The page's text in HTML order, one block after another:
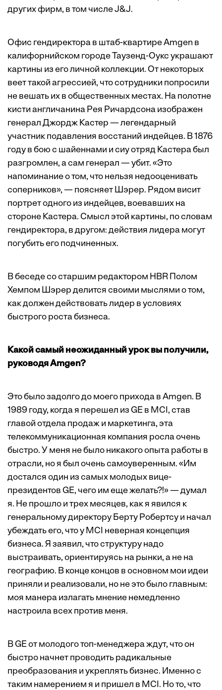
других фирм, в том числе J&J.
Офис гендиректора в штаб-квартире Amgen в
калифорнийском городе Таузенд-Оукс украшают
картины из его личной коллекции. От некоторых
веет такой агрессией, что сотрудники попросили
не вешать их в общественных местах. На полотне
кисти англичанина Рея Ричардсона изображен
генерал Джордж Кастер — легендарный
участник подавления восстаний индейцев. В 1876
году в бою с шайеннами и сиу отряд Кастера был
разгромлен, а сам генерал — убит. «Это
напоминание о том, что нельзя недооценивать
соперников», — поясняет Шэрер. Рядом висит
портрет одного из индейцев, воевавших на
стороне Кастера. Смысл этой картины, по словам
гендиректора, в другом: действия лидера могут
погубить его подчиненных.
В беседе со старшим редактором HBR Полом
Хемпом Шэрер делится своими мыслями о том,
как должен действовать лидер в условиях
быстрого роста бизнеса.
Какой самый неожиданный урок вы получили,
руководя Amgen?
Это было задолго до моего прихода в Amgen. В
1989 году, когда я перешел из GE в MCI, став
главой отдела продаж и маркетинга, эта
телекоммуникационная компания росла очень
быстро. У меня не было никакого опыта работы в
отрасли, но я был очень самоуверенным. «Им
достался один из самых молодых вице-
президентов GE, чего им еще желать?!» — думал
я. Не прошло и трех месяцев, как я явился к
генеральному директору Берту Робертсу и начал
убеждать его, что у MCI неверная концепция
бизнеса. Я заявил, что структуру надо
выстраивать, ориентируясь на рынки, а не на
географию. В конце концов в основном мои идеи
приняли и реализовали, но не это было главным:
моя манера излагать мнение немедленно
настроила всех против меня.
В GE от молодого топ-менеджера ждут, что он
быстро начнет проводить радикальные
преобразования и укреплять бизнес. Именно с
таким намерением я и пришел в MCI. Но то, что